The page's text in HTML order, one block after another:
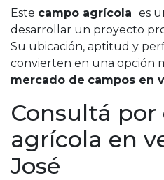
Este campo agrícola es
desarrollar un proyecto
Su ubicación, aptitud y
convierten en una opción
mercado de campos en
Consultá
agrícola en
José